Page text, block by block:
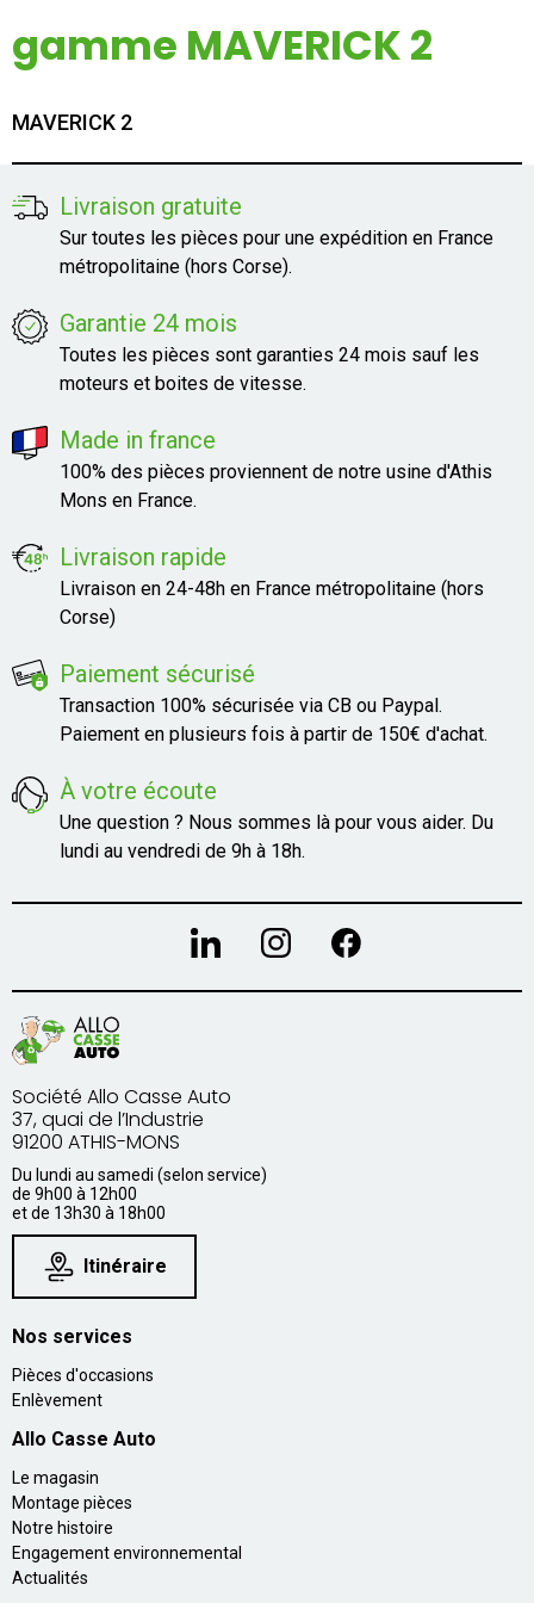
gamme MAVERICK 2
MAVERICK 2
Livraison gratuite
Sur toutes les pièces pour une expédition en France
métropolitaine (hors Corse).
Garantie 24 mois
Toutes les pièces sont garanties 24 mois sauf les
moteurs et boites de vitesse.
Made in france
100% des pièces proviennent de notre usine d'Athis
Mons en France.
Livraison rapide
Livraison en 24-48h en France métropolitaine (hors
Corse)
Paiement sécurisé
Transaction 100% sécurisée via CB ou Paypal.
Paiement en plusieurs fois à partir de 150€ d'achat.
À votre écoute
Une question ? Nous sommes là pour vous aider. Du
lundi au vendredi de 9h à 18h.
Société Allo Casse Auto
37, quai de l’Industrie
91200 ATHIS-MONS
Du lundi au samedi (selon service)
de 9h00 à 12h00
et de 13h30 à 18h00
Itinéraire
Nos services
Pièces d'occasions
Enlèvement
Allo Casse Auto
Le magasin
Montage pièces
Notre histoire
Engagement environnemental
Actualités